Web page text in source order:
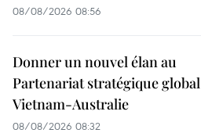
08/08/2026 08:56
Donner un nouvel élan au
Partenariat stratégique global
Vietnam-Australie
08/08/2026 08:32